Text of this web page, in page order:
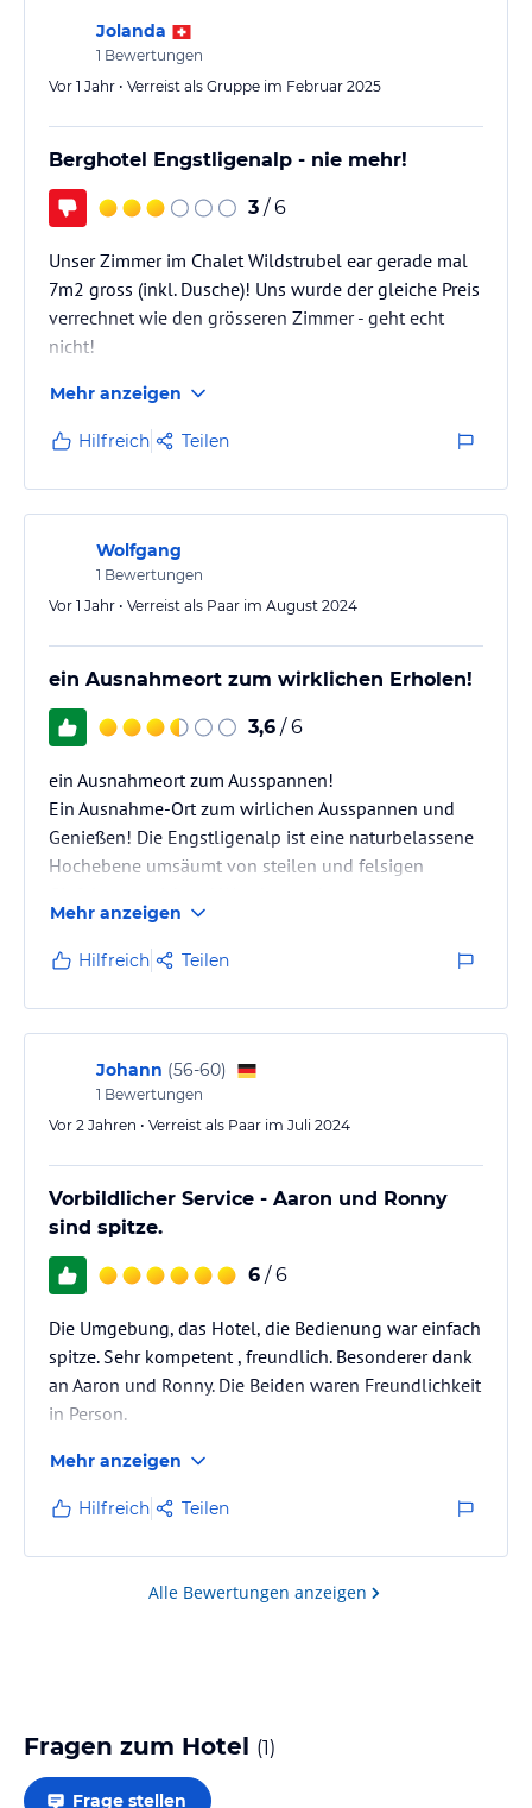
Jolanda
1 Bewertungen
Vor 1 Jahr • Verreist als Gruppe im Februar 2025
Berghotel Engstligenalp - nie mehr!
3 / 6
Unser Zimmer im Chalet Wildstrubel ear gerade mal
7m2 gross (inkl. Dusche)! Uns wurde der gleiche Preis
verrechnet wie den grösseren Zimmer - geht echt
nicht!
Mehr anzeigen
Hilfreich Teilen
Wolfgang
1 Bewertungen
Vor 1 Jahr • Verreist als Paar im August 2024
ein Ausnahmeort zum wirklichen Erholen!
3,6 / 6
ein Ausnahmeort zum Ausspannen!
Ein Ausnahme-Ort zum wirlichen Ausspannen und
Genießen! Die Engstligenalp ist eine naturbelassene
Hochebene umsäumt von steilen und felsigen
Klettermöglichkeiten für jedes Alter und jedes
Können. Dazu passt das Berghotel optimal (und
wenige weitere, typisch schweizerische Lokalitäten).
Der Service ist bestens und freundlich, Frühstück und
Abendessen schmackhaft und liebevoll angerichtet
von Micha, dem Koch, und seiner Crew. Wir haben
drei herrliche…
Mehr anzeigen
Hilfreich Teilen
Johann (56-60)
1 Bewertungen
Vor 2 Jahren • Verreist als Paar im Juli 2024
Vorbildlicher Service - Aaron und Ronny
sind spitze.
6 / 6
Die Umgebung, das Hotel, die Bedienung war einfach
spitze. Sehr kompetent , freundlich. Besonderer dank
an Aaron und Ronny. Die Beiden waren Freundlichkeit
in Person.
Mehr anzeigen
Hilfreich Teilen
Alle Bewertungen anzeigen
Fragen zum Hotel (1)
Frage stellen